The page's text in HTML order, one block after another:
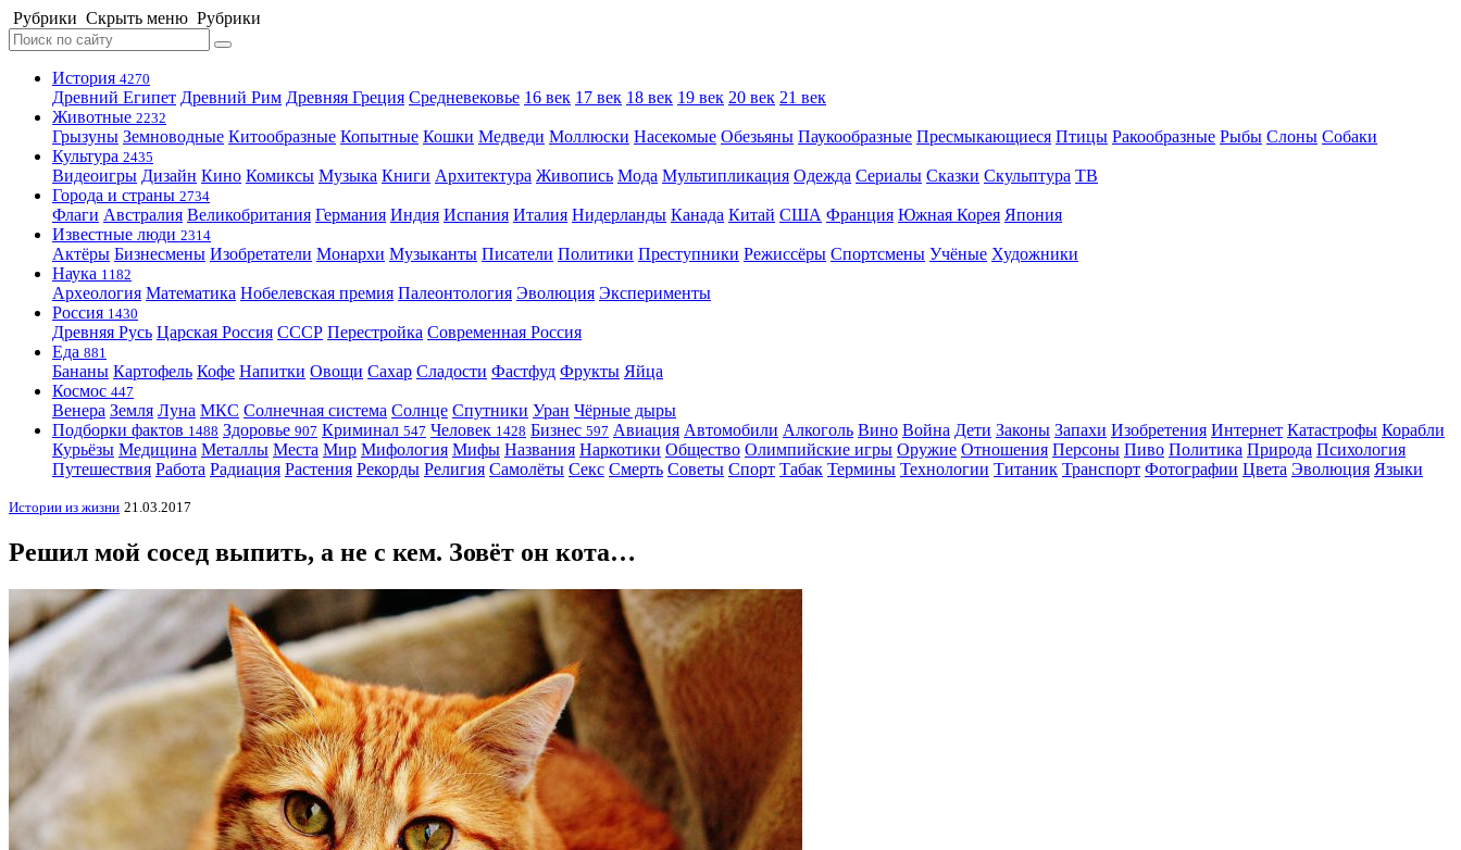
Рубрики Скрыть меню Рубрики
История 4270
Древний Египет Древний Рим Древняя Греция Средневековье 16 век 17 век 18 век 19 век 20 век 21 век
Животные 2232
Грызуны Земноводные Китообразные Копытные Кошки Медведи Моллюски Насекомые Обезьяны Паукообразные Пресмыкающиеся Птицы Ракообразные Рыбы Слоны Собаки
Культура 2435
Видеоигры Дизайн Кино Комиксы Музыка Книги Архитектура Живопись Мода Мультипликация Одежда Сериалы Сказки Скульптура ТВ
Города и страны 2734
Флаги Австралия Великобритания Германия Индия Испания Италия Нидерланды Канада Китай США Франция Южная Корея Япония
Известные люди 2314
Актёры Бизнесмены Изобретатели Монархи Музыканты Писатели Политики Преступники Режиссёры Спортсмены Учёные Художники
Наука 1182
Археология Математика Нобелевская премия Палеонтология Эволюция Эксперименты
Россия 1430
Древняя Русь Царская Россия СССР Перестройка Современная Россия
Еда 881
Бананы Картофель Кофе Напитки Овощи Сахар Сладости Фастфуд Фрукты Яйца
Космос 447
Венера Земля Луна МКС Солнечная система Солнце Спутники Уран Чёрные дыры
Подборки фактов 1488 Здоровье 907 Криминал 547 Человек 1428 Бизнес 597 Авиация Автомобили Алкоголь Вино Война Дети Законы Запахи Изобретения Интернет Катастрофы Корабли
Курьёзы Медицина Металлы Места Мир Мифология Мифы Названия Наркотики Общество Олимпийские игры Оружие Отношения Персоны Пиво Политика Природа Психология
Путешествия Работа Радиация Растения Рекорды Религия Самолёты Секс Смерть Советы Спорт Табак Термины Технологии Титаник Транспорт Фотографии Цвета Эволюция Языки
Истории из жизни 21.03.2017
Решил мой сосед выпить, а не с кем. Зовёт он кота…